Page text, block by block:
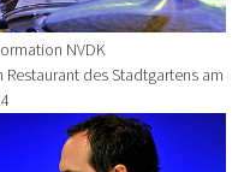
NVDK
des Stadtgartens am